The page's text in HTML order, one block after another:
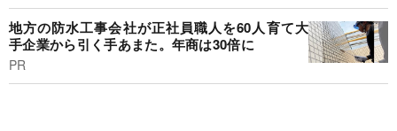
地方の防水工事会社が正社員職人を60人育て大
手企業から引く手あまた。年商は30倍に
PR